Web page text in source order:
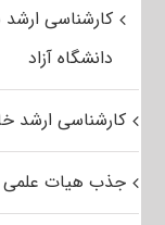
کارشناسی
دانشگاه آزاد
کارشناسی ارشد
جذب هیات علمی